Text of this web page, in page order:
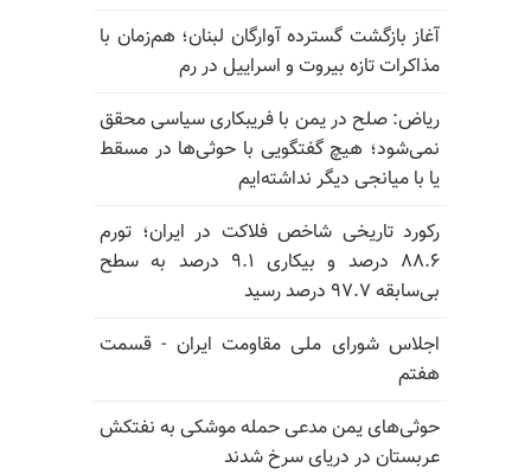
آغاز بازگشت گسترده آوارگان لبنان؛ هم‌زمان با
مذاکرات تازه بیروت و اسراییل در رم
ریاض: صلح در یمن با فریبکاری سیاسی محقق
نمی‌شود؛ هیچ گفتگویی با حوثی‌ها در مسقط
یا با میانجی دیگر نداشته‌ایم
رکورد تاریخی شاخص فلاکت در ایران؛ تورم
۸۸.۶ درصد و بیکاری ۹.۱ درصد به سطح
بی‌سابقه ۹۷.۷ درصد رسید
اجلاس شورای ملی مقاومت ایران - قسمت
هفتم
حوثی‌های یمن مدعی حمله موشکی به نفتکش
عربستان در دریای سرخ شدند